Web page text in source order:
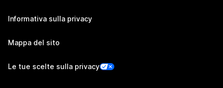
Informativa sulla privacy
Mappa del sito
Le tue scelte sulla privacy